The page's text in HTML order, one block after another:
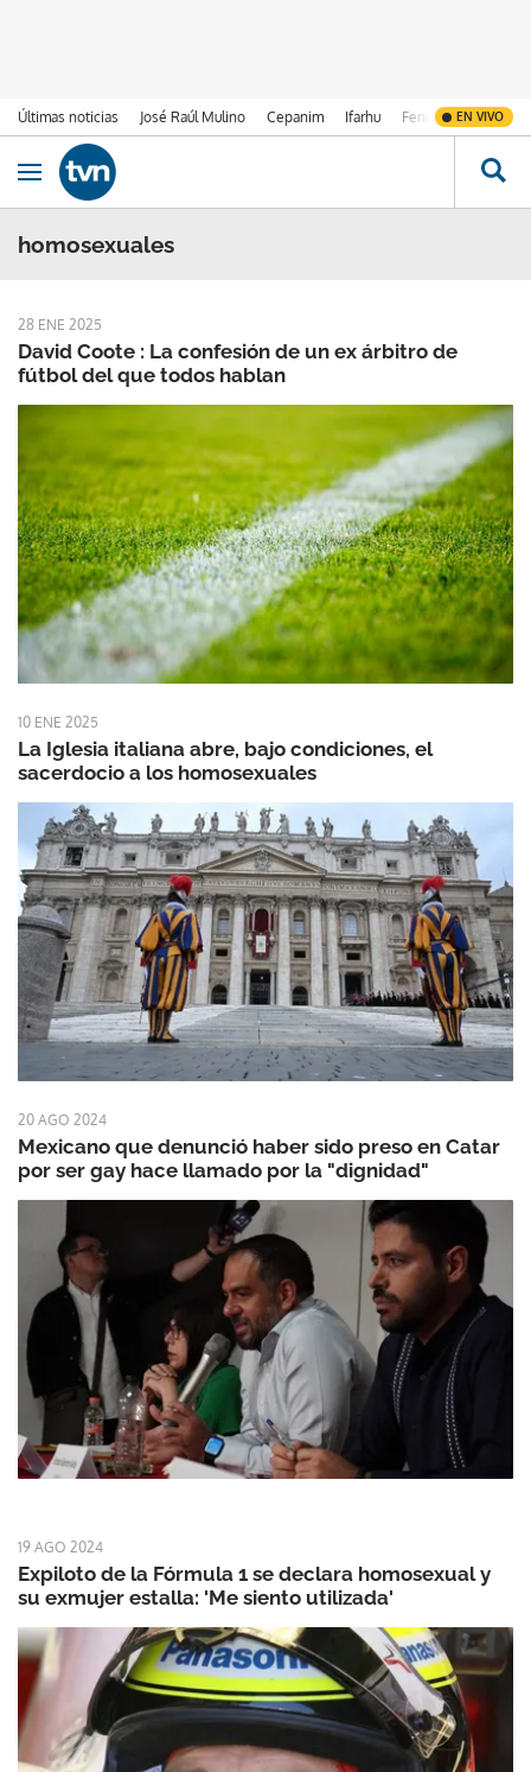
Últimas noticias José Raúl Mulino Cepanim Ifarhu Fenómeno de El
EN VIVO
Ir al contenido
Obrir navegació
homosexuales
28 ENE 2025
David Coote : La confesión de un ex árbitro de
fútbol del que todos hablan
10 ENE 2025
La Iglesia italiana abre, bajo condiciones, el
sacerdocio a los homosexuales
20 AGO 2024
Mexicano que denunció haber sido preso en Catar
por ser gay hace llamado por la "dignidad"
19 AGO 2024
Expiloto de la Fórmula 1 se declara homosexual y
su exmujer estalla: 'Me siento utilizada'